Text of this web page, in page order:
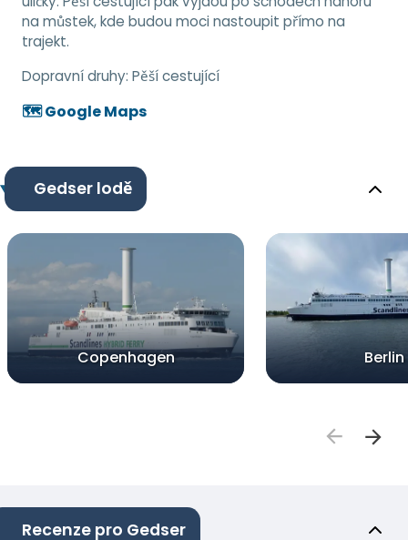
na můstek, kde budou moci nastoupit přímo na
trajekt.
Dopravní druhy: Pěší cestující
🗺️ Google Maps
Gedser lodě
Copenhagen Berlin
Recenze pro Gedser